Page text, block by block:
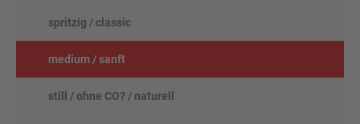
spritzig / classic
medium / sanft
still / ohne CO? / naturell